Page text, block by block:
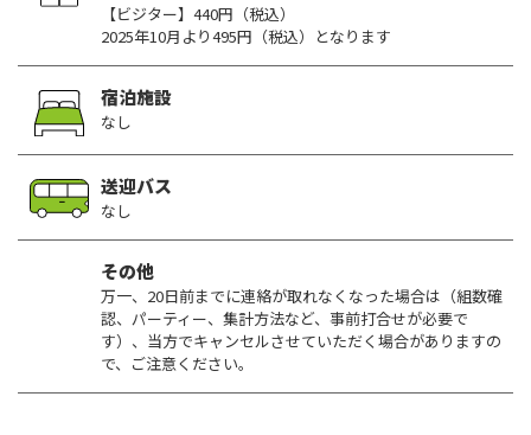
【ビジター】440円（税込）
2025年10月より495円（税込）となります
宿泊施設
なし
送迎バス
なし
その他
万一、20日前までに連絡が取れなくなった場合は（組数確
認、パーティー、集計方法など、事前打合せが必要で
す）、当方でキャンセルさせていただく場合がありますの
で、ご注意ください。